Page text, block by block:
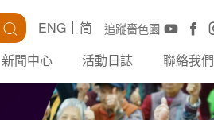
搜尋 追蹤嗇色園
ENG
简
新聞中心 活動日誌 聯絡我們